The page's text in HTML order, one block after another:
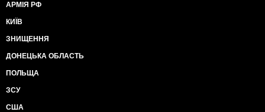
АРМІЯ РФ
КИЇВ
ЗНИЩЕННЯ
ДОНЕЦЬКА ОБЛАСТЬ
ПОЛЬЩА
ЗСУ
США